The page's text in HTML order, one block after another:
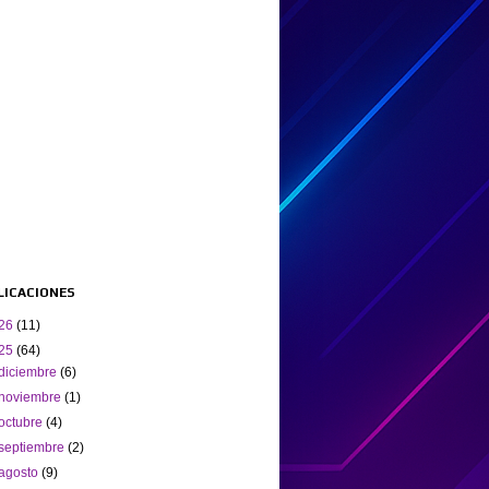
(11)
(64)
(6)
(1)
(4)
(2)
(9)